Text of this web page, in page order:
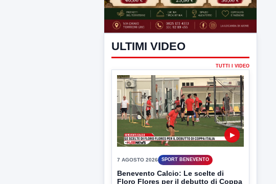
ULTIMI VIDEO
TUTTI I VIDEO